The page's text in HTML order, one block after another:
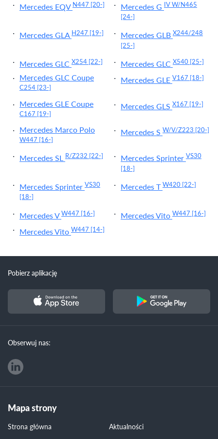
Mercedes EQV N447 [20-] Mercedes G IV W/N465
[24-]
Mercedes GLA H247 [19-] Mercedes GLB X244/248
[25-]
Mercedes GLC X254 [22-] Mercedes GLC X540 [25-]
Mercedes GLC Coupe
C254 [23-]
Mercedes GLE V167 [18-]
Mercedes GLE Coupe
C167 [19-]
Mercedes GLS X167 [19-]
Mercedes Marco Polo
W447 [16-]
Mercedes S W/V/Z223 [20-]
Mercedes SL R/Z232 [22-] Mercedes Sprinter VS30
[18-]
Mercedes Sprinter VS30
[18-]
Mercedes TW420 [22-]
Mercedes VW447 [16-] Mercedes Vito W447 [16-]
Mercedes Vito W447 [14-]
Pobierz aplikację
Obserwuj nas:
Mapa strony
Strona główna Aktualności